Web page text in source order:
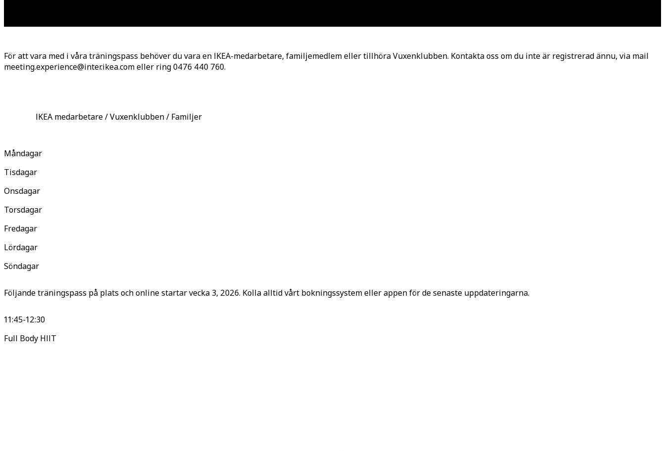
För att vara med i våra träningspass behöver du vara en IKEA-medarbetare, familjemedlem eller tillhöra Vuxenklubben. Kontakta oss om du inte är registrerad ännu, via mail
meeting.experience@inter.ikea.com eller ring 0476 440 760.
IKEA medarbetare / Vuxenklubben / Familjer
Måndagar
Tisdagar
Onsdagar
Torsdagar
Fredagar
Lördagar
Söndagar
Följande träningspass på plats och online startar vecka 3, 2026. Kolla alltid vårt bokningssystem eller appen för de senaste uppdateringarna.
11:45-12:30
Full Body HIIT